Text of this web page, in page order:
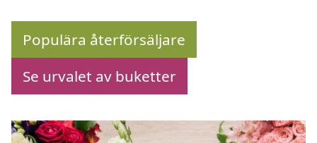
Populära återförsäljare
Se urvalet av buketter